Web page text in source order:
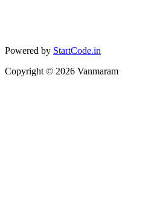
Powered by StartCode.in
Copyright © 2026 Vanmaram